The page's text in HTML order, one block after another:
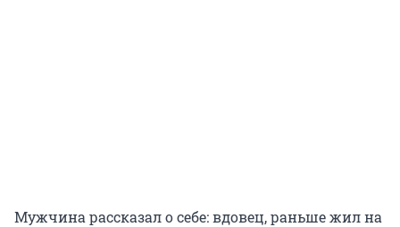
Мужчина рассказал о себе: вдовец, раньше жил на